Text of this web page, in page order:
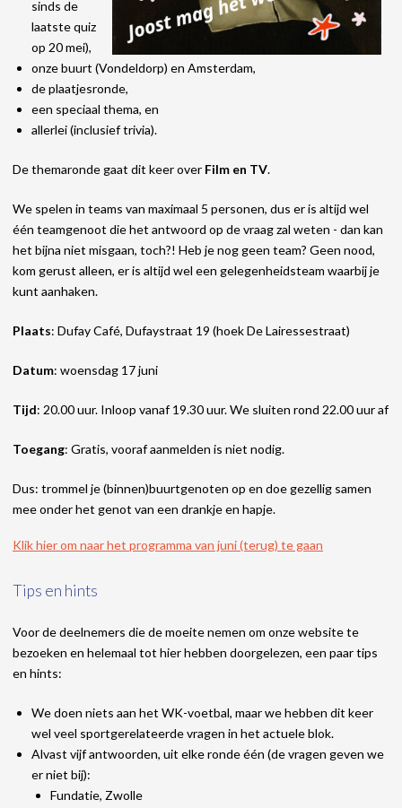
sinds de
laatste quiz
op 20 mei),
onze buurt (Vondeldorp) en Amsterdam,
de plaatjesronde,
een speciaal thema, en
allerlei (inclusief trivia).
De themaronde gaat dit keer over Film en TV.
We spelen in teams van maximaal 5 personen, dus er is altijd wel
één teamgenoot die het antwoord op de vraag zal weten - dan kan
het bijna niet misgaan, toch?! Heb je nog geen team? Geen nood,
kom gerust alleen, er is altijd wel een gelegenheidsteam waarbij je
kunt aanhaken.
Plaats: Dufay Café, Dufaystraat 19 (hoek De Lairessestraat)
Datum: woensdag 17 juni
Tijd: 20.00 uur. Inloop vanaf 19.30 uur. We sluiten rond 22.00 uur af
Toegang: Gratis, vooraf aanmelden is niet nodig.
Dus: trommel je (binnen)buurtgenoten op en doe gezellig samen
mee onder het genot van een drankje en hapje.
Klik hier om naar het programma van juni (terug) te gaan
Tips en hints
Voor de deelnemers die de moeite nemen om onze website te
bezoeken en helemaal tot hier hebben doorgelezen, een paar tips
en hints:
We doen niets aan het WK-voetbal, maar we hebben dit keer
wel veel sportgerelateerde vragen in het actuele blok.
Alvast vijf antwoorden, uit elke ronde één (de vragen geven we
er niet bij):
Fundatie, Zwolle